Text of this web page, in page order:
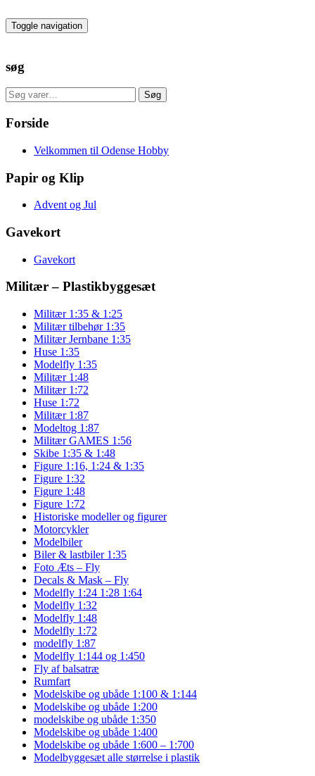
to
the
Toggle navigation
søg
Søg
efter:
Søg
Forside
Velkommen til Odense Hobby
Papir og Klip
Advent og Jul
Gavekort
Gavekort
Militær – Plastikbyggesæt
Militær 1:35 & 1:25
Militær tilbehør 1:35
Militær Jernbane 1:35
Huse 1:35
Modelfly 1:35
Militær 1:48
Militær 1:72
Huse 1:72
Militær 1:87
Modeltog 1:87
Militær GAMES 1:56
Skibe 1:35 & 1:48
Figure 1:16, 1:24 & 1:35
Figure 1:32
Figure 1:48
Figure 1:72
Historiske modeller og figurer
Motorcykler
Modelbiler
Biler & lastbiler 1:35
Foto Æts – Fly
Decals & Mask – Fly
Modelfly 1:24 1:28 1:64
Modelfly 1:32
Modelfly 1:48
Modelfly 1:72
modelfly 1:87
Modelfly 1:144 og 1:450
Fly af balsatræ
Rumfart
Modelskibe og ubåde 1:100 & 1:144
Modelskibe og ubåde 1:200
modelskibe og ubåde 1:350
Modelskibe og ubåde 1:400
Modelskibe og ubåde 1:600 – 1:700
Modelbyggesæt alle størrelse i plastik